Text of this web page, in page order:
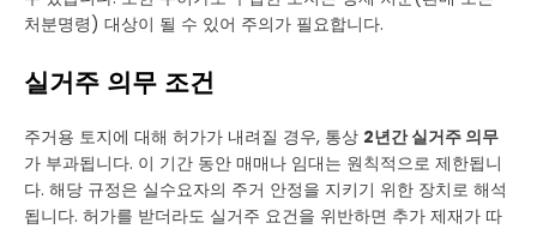
처분명령) 대상이 될 수 있어 주의가 필요합니다.
실거주 의무 조건
주거용 토지에 대해 허가가 내려질 경우, 통상 2년간 실거주 의무
가 부과됩니다. 이 기간 동안 매매나 임대는 원칙적으로 제한됩니
다. 해당 규정은 실수요자의 주거 안정을 지키기 위한 장치로 해석
됩니다. 허가를 받더라도 실거주 요건을 위반하면 추가 제재가 따